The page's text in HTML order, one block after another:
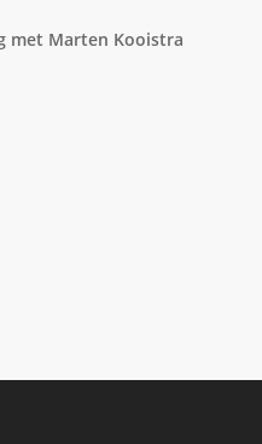
met Marten Kooistra